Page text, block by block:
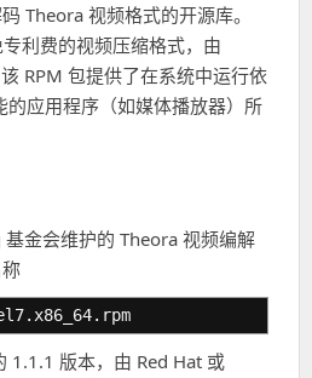
Theora 视频格式的开源库。
利费的视频压缩格式，由
RPM 包提供了在系统中运行依
应用程序（如媒体播放器）所
金会维护的 Theora 视频编解
1.1.1 版本，由 Red Hat 或